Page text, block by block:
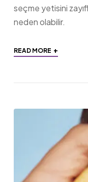
seçme yetisini
neden olabilir.
READ MORE +